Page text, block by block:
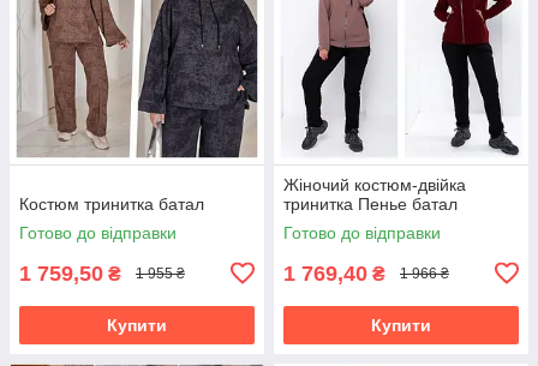
Костюм тринитка батал
Готово до відправки
1 759,50 ₴ 1 955 ₴
Купити
Жіночий костюм-двійка
тринитка Пенье батал
Готово до відправки
1 769,40 ₴ 1 966 ₴
Купити